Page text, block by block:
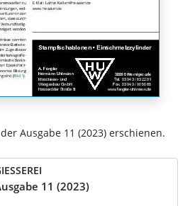
Ausgabe 11 (2023) erschienen.
11 (2023)